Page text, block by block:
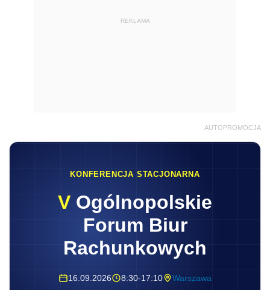
REKLAMA
AUTOPROMOCJA
KONFERENCJA STACJONARNA
V Ogólnopolskie
Forum Biur
Rachunkowych
16.09.2026 8:30-17:10 Warszawa